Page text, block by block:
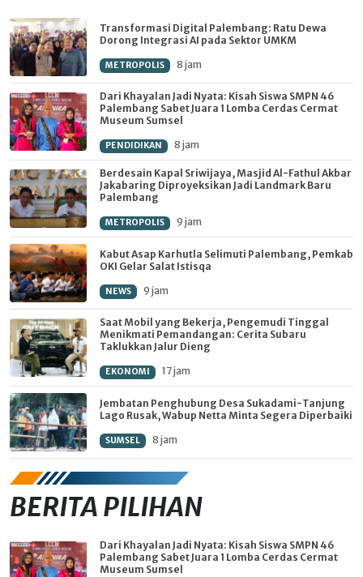
Transformasi Digital Palembang: Ratu Dewa
Dorong Integrasi AI pada Sektor UMKM
METROPOLIS 8 jam
Dari Khayalan Jadi Nyata: Kisah Siswa SMPN 46
Palembang Sabet Juara 1 Lomba Cerdas Cermat
Museum Sumsel
PENDIDIKAN 8 jam
Berdesain Kapal Sriwijaya, Masjid Al-Fathul Akbar
Jakabaring Diproyeksikan Jadi Landmark Baru
Palembang
METROPOLIS 9 jam
Kabut Asap Karhutla Selimuti Palembang, Pemkab
OKI Gelar Salat Istisqa
NEWS 9 jam
Saat Mobil yang Bekerja, Pengemudi Tinggal
Menikmati Pemandangan: Cerita Subaru
Taklukkan Jalur Dieng
EKONOMI 17 jam
Jembatan Penghubung Desa Sukadami-Tanjung
Lago Rusak, Wabup Netta Minta Segera Diperbaiki
SUMSEL 8 jam
BERITA PILIHAN
Dari Khayalan Jadi Nyata: Kisah Siswa SMPN 46
Palembang Sabet Juara 1 Lomba Cerdas Cermat
Museum Sumsel